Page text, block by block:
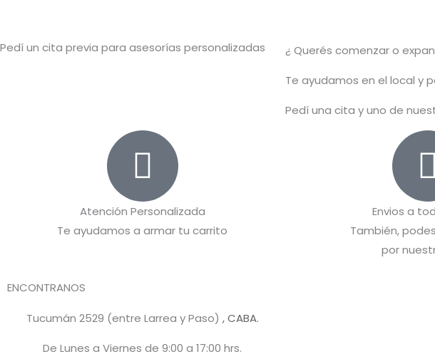
Pedí un cita previa para asesorías personalizadas ¿ Querés comenzar o
Te ayudamos en el local y
Pedí una cita y uno de
Atención Personalizada
Te ayudamos a armar tu carrito
Envios a
También,
por
ENCONTRANOS
Tucumán 2529 (entre Larrea y Paso) , CABA.
De Lunes a Viernes de 9:00 a 17:00 hrs.